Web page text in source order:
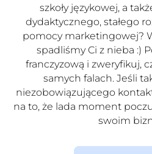
szkoły językowej, a
dydaktycznego, stałego
pomocy marketingowej?
spadliśmy Ci z nieba :)
franczyzową i zweryfikuj,
samych falach. Jeśli
niezobowiązującego
na to, że lada moment
swoim